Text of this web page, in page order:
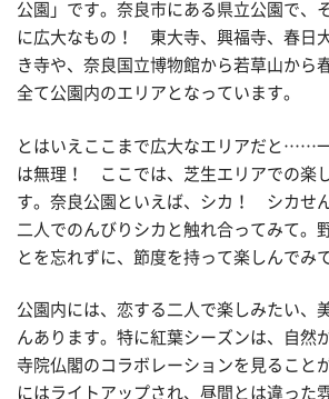
公園」です。奈良市にある県立公園で、
に広大なもの！ 東大寺、興福寺、春日
き寺や、奈良国立博物館から若草山から
全て公園内のエリアとなっています。
とはいえここまで広大なエリアだと……
は無理！ ここでは、芝生エリアでの楽
す。奈良公園といえば、シカ！ シカせ
二人でのんびりシカと触れ合ってみて。
とを忘れずに、節度を持って楽しんでみ
公園内には、恋する二人で楽しみたい、
んあります。特に紅葉シーズンは、自然
寺院仏閣のコラボレーションを見ること
にはライトアップされ、昼間とは違った